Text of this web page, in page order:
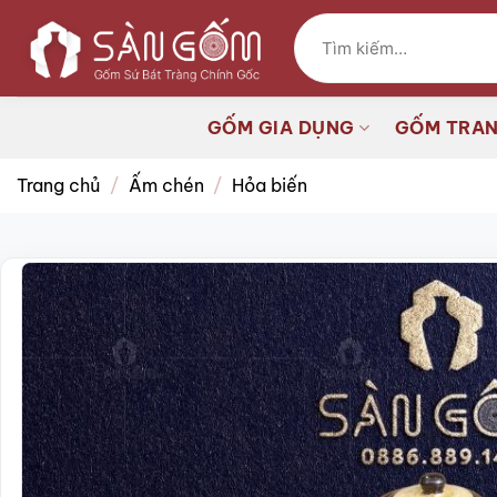
qua
dung
Tìm
kiếm:
GỐM GIA DỤNG GỐM
Trang chủ / Ấm chén / Hỏa biến